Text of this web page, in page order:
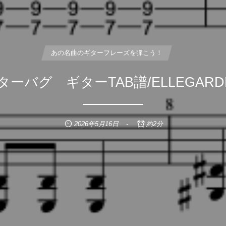
あの名曲のギターフレーズを弾こう！
ーバグ ギターTAB譜/
2026年5月16日 約2分